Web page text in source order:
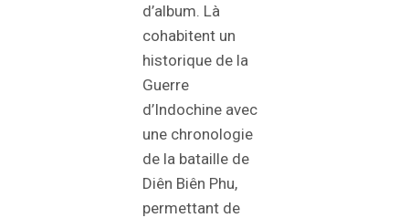
d’album. Là
cohabitent un
historique de la
Guerre
d’Indochine avec
une chronologie
de la bataille de
Diên Biên Phu,
permettant de